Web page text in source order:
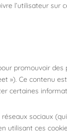
l’utilisateur
promouvoir
»). Ce contenu
certaines
sociaux
utilisant ces